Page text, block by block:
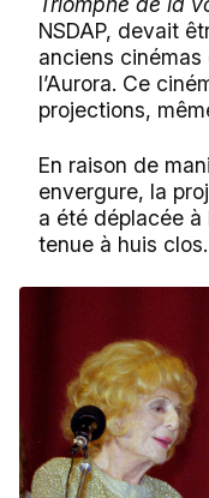
NSDAP, devait
anciens
l’Aurora. Ce
projections,
En raison de
envergure, la
a été déplacée à
tenue à huis clos.